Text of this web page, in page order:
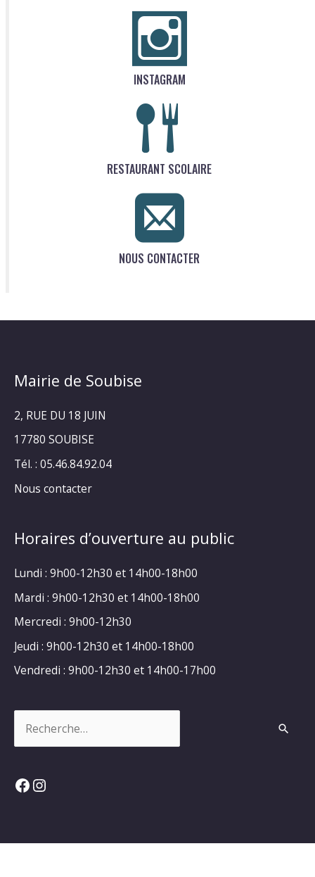
INSTAGRAM
RESTAURANT SCOLAIRE
NOUS CONTACTER
Mairie de Soubise
2, RUE DU 18 JUIN
17780 SOUBISE
Tél. : 05.46.84.92.04
Nous contacter
Horaires d’ouverture au public
Lundi : 9h00-12h30 et 14h00-18h00
Mardi : 9h00-12h30 et 14h00-18h00
Mercredi : 9h00-12h30
Jeudi : 9h00-12h30 et 14h00-18h00
Vendredi : 9h00-12h30 et 14h00-17h00
Facebook
Instagram